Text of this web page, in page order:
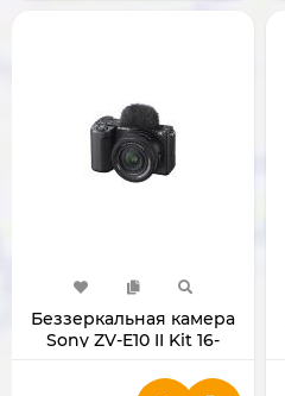
Беззеркальная камера
Sony ZV-E10 II Kit 16-